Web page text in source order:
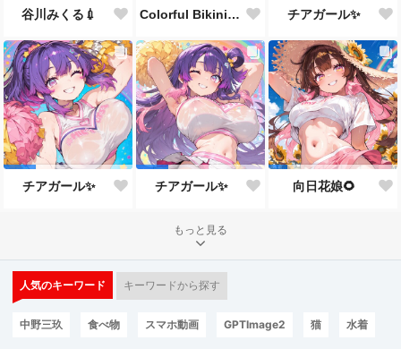
谷川みくる💉 Colorful Bikini Girl💕 チアガール✨
チアガール✨ チアガール✨ 向日花娘🌻
もっと見る
人気のキーワード キーワードから探す
中野三玖 食べ物 スマホ動画 GPTImage2 猫 水着